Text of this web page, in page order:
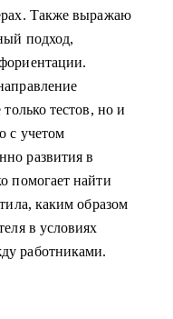
Также выражаю
подход,
только тестов, но и
с учетом
развития в
помогает найти
каким образом
в условиях
работниками.